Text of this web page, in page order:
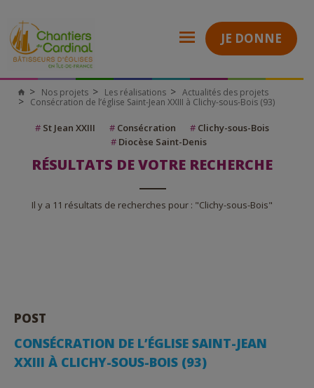
JE DONNE
Nos projets Les réalisations
Actualités des projets
Consécration de l’église Saint-Jean XXIII à Clichy-sous-Bois (93)
#St Jean XXIII #Consécration #Clichy-sous-Bois
# Diocèse Saint-Denis
RÉSULTATS DE VOTRE RECHERCHE
Il y a 11 résultats de recherches pour : "Clichy-sous-Bois"
POST
CONSÉCRATION DE L’ÉGLISE SAINT-JEAN
XXIII À CLICHY-SOUS-BOIS (93)